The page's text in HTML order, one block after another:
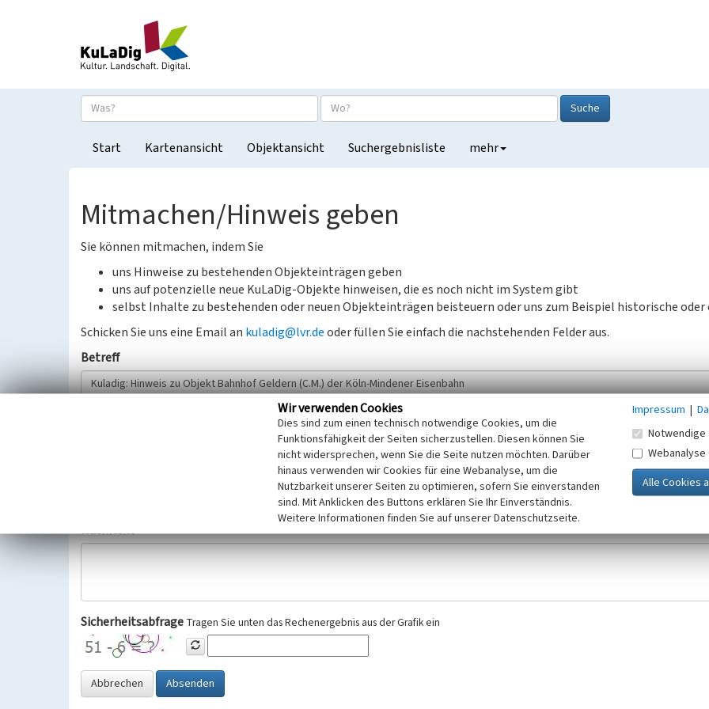
Suche
Start Kartenansicht Objektansicht Suchergebnisliste mehr
Mitmachen/Hinweis geben
Sie können mitmachen, indem Sie
uns Hinweise zu bestehenden Objekteinträgen geben
uns auf potenzielle neue KuLaDig-Objekte hinweisen, die es noch nicht im System gibt
selbst Inhalte zu bestehenden oder neuen Objekteinträgen beisteuern oder uns zum Beispiel historische oder
Schicken Sie uns eine Email an kuladig@lvr.deoder füllen Sie einfach die nachstehenden Felder aus.
Betreff
Wir bitten Sie um freiwillige Angabe Ihres Namens und Ihrer E-Mail-Adresse. Ihre Angaben werden ausschließlich im Rahmen der KuLaDig-
Selbstverständlich werden diese entsprechend der Vorschriften des Telemediengesetzes, des Datenschutzgesetzes NRW und der seit
Datenschutzgrundverordnung (EU-DSGVO) vertraulich behandelt, beachten Sie bitte unsere Hinweise zumDatenschutz
Nachricht
Sicherheitsabfrage Tragen Sie unten das Rechenergebnis aus der Grafik ein
Abbrechen Absenden
Wir verwenden Cookies
Dies sind zum einen technisch notwendige Cookies, um die
Funktionsfähigkeit der Seiten sicherzustellen. Diesen können Sie
nicht widersprechen, wenn Sie die Seite nutzen möchten. Darüber
hinaus verwenden wir Cookies für eine Webanalyse, um die
Nutzbarkeit unserer Seiten zu optimieren, sofern Sie einverstanden
sind. Mit Anklicken des Buttons erklären Sie Ihr Einverständnis.
Weitere Informationen finden Sie auf unserer Datenschutzseite.
Impressum |
Notwendige
Webanalyse